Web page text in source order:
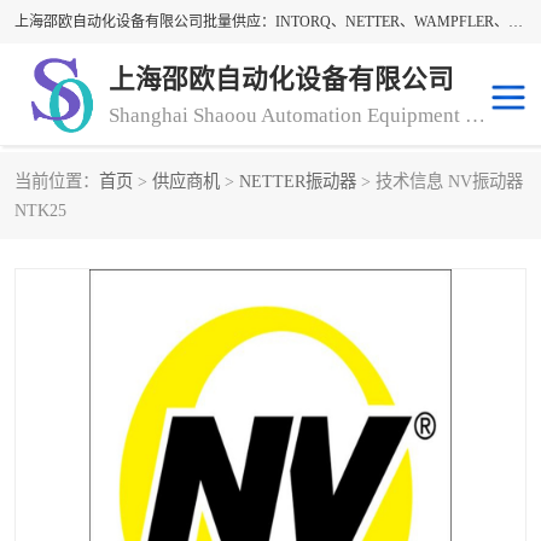
上海邵欧自动化设备有限公司批量供应：INTORQ、NETTER、WAMPFLER、WARNER、WICHITA、三菱离合器、warner离合器、NETTER振动器、WAMPFLER滑触线。上海邵欧自动化设备有限公司提供创新技术与产品解决方案，让客户享有高性价比，优质的产品和服务，我们坚持以持续技术和服务创新为客户不断创造价值。欢迎来电咨询！
上海邵欧自动化设备有限公司
Shanghai Shaoou Automation Equipment Co., Ltd
当前位置： 首页 > 供应商机 > NETTER振动器 > 技术信息 NV振动器
NTK25
warner离合器
NETTER振动器 minarik
三菱离合器
BISON GEAR DAYTON
LEESON ELECTRIC carlson制动器
MACH III离合器 CLEVELAND